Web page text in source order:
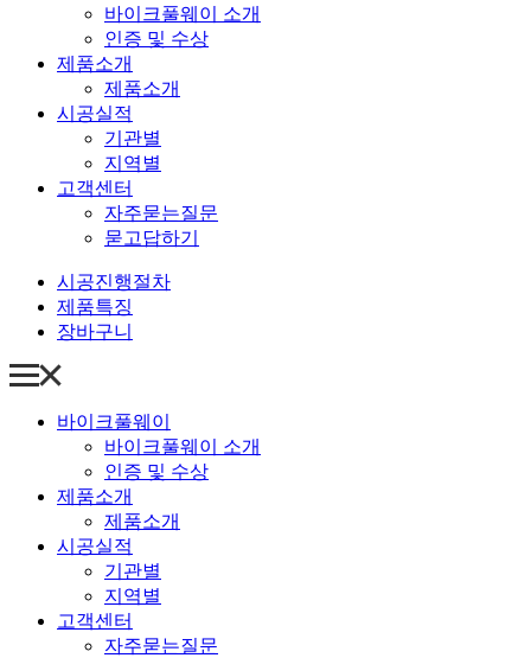
바이크풀웨이 소개
인증 및 수상
제품소개
제품소개
시공실적
기관별
지역별
고객센터
자주묻는질문
묻고답하기
시공진행절차
제품특징
장바구니
바이크풀웨이
바이크풀웨이 소개
인증 및 수상
제품소개
제품소개
시공실적
기관별
지역별
고객센터
자주묻는질문